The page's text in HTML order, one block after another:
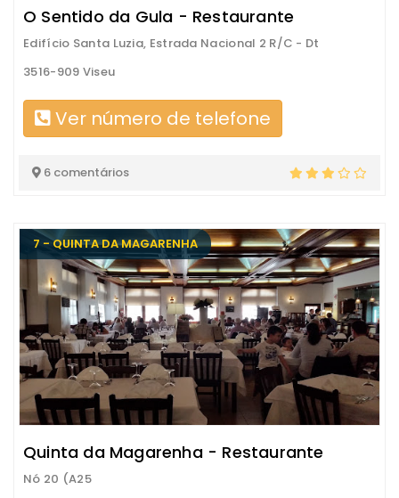
O Sentido da Gula - Restaurante
Edifício Santa Luzia, Estrada Nacional 2 R/C - Dt
3516-909 Viseu
Ver número de telefone
6 comentários
7 - QUINTA DA MAGARENHA
Quinta da Magarenha - Restaurante
Nó 20 (A25